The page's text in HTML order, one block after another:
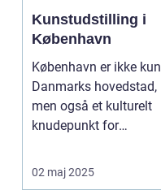
Kunstudstilling i
København
København er ikke kun
Danmarks hovedstad,
men også et kulturelt
knudepunkt for
02 maj 2025